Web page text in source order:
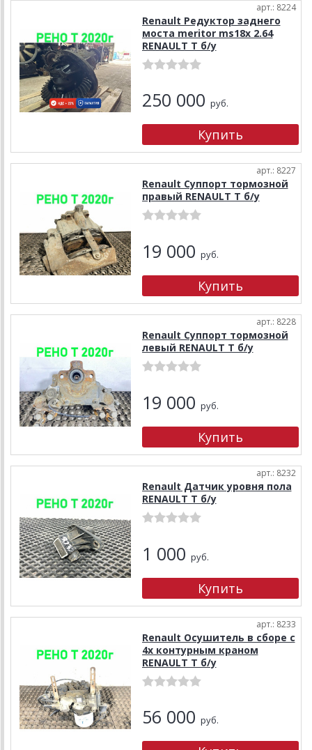
арт.: 8224
Renault Редуктор заднего
моста meritor ms18x 2.64
RENAULT T б/у
250 000 руб.
арт.: 8227
Renault Суппорт тормозной
правый RENAULT T б/у
19 000 руб.
арт.: 8228
Renault Суппорт тормозной
левый RENAULT T б/у
19 000 руб.
арт.: 8232
Renault Датчик уровня пола
RENAULT T б/у
1 000 руб.
арт.: 8233
Renault Осушитель в сборе с
4х контурным краном
RENAULT T б/у
56 000 руб.